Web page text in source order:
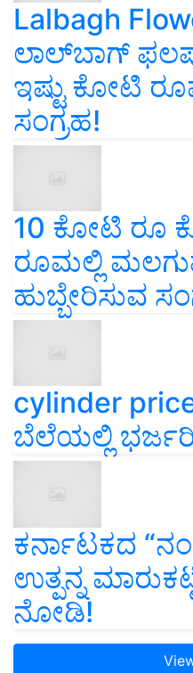
Lalbagh
ಲಾಲ್‌ಬಾಗ್
ಇಷ್ಟು ಕೋಟಿ
ಸಂಗ್ರಹ!
10 ಕೋಟಿ ರೂ
ರೂಮಲ್ಲಿ
ಹುಬ್ಬೇರಿಸುವ
cylinder
ಬೆಲೆಯಲ್ಲಿ
ಕರ್ನಾಟಕದ
ಉತ್ಪನ್ನ
ನೋಡಿ!